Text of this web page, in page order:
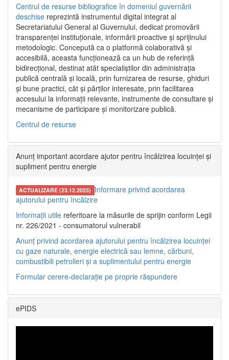
Centrul de resurse bibliografice în domeniul guvernării
deschise reprezintă instrumentul digital integrat al
Secretariatului General al Guvernului, dedicat promovării
transparenței instituționale, informării proactive și sprijinului
metodologic. Concepută ca o platformă colaborativă și
accesibilă, aceasta funcționează ca un hub de referință
bidirecțional, destinat atât specialiștilor din administrația
publică centrală și locală, prin furnizarea de resurse, ghiduri
și bune practici, cât și părților interesate, prin facilitarea
accesului la informații relevante, instrumente de consultare și
mecanisme de participare și monitorizare publică.
Centrul de resurse
Anunț important acordare ajutor pentru încălzirea locuinței și
supliment pentru energie
ACTUALIZARE (23.12.2025) Informare privind acordarea
ajutorului pentru încălzire
Informații utile referitoare la măsurile de sprijin conform Legii
nr. 226/2021 - consumatorul vulnerabil
Anunț privind acordarea ajutorului pentru încălzirea locuinței
cu gaze naturale, energie electrică sau lemne, cărbuni,
combustibili petrolieri și a suplimentului pentru energie
Formular cerere-declarație pe proprie răspundere
ePIDS